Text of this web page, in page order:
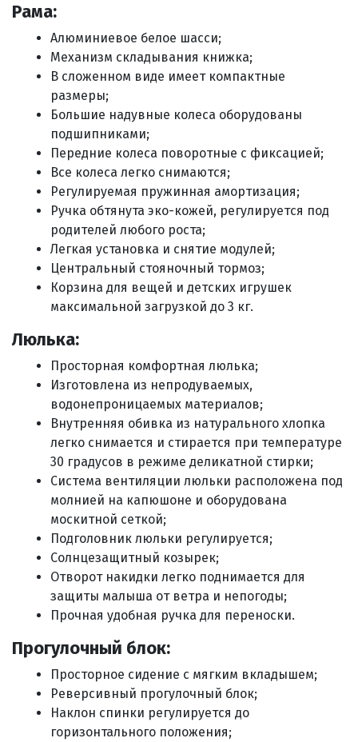
Рама:
Алюминиевое белое шасси;
Механизм складывания книжка;
В сложенном виде имеет компактные
размеры;
Большие надувные колеса оборудованы
подшипниками;
Передние колеса поворотные с фиксацией;
Все колеса легко снимаются;
Регулируемая пружинная амортизация;
Ручка обтянута эко-кожей, регулируется под
родителей любого роста;
Легкая установка и снятие модулей;
Центральный стояночный тормоз;
Корзина для вещей и детских игрушек
максимальной загрузкой до 3 кг.
Люлька:
Просторная комфортная люлька;
Изготовлена из непродуваемых,
водонепроницаемых материалов;
Внутренняя обивка из натурального хлопка
легко снимается и стирается при температуре
30 градусов в режиме деликатной стирки;
Система вентиляции люльки расположена под
молнией на капюшоне и оборудована
москитной сеткой;
Подголовник люльки регулируется;
Солнцезащитный козырек;
Отворот накидки легко поднимается для
защиты малыша от ветра и непогоды;
Прочная удобная ручка для переноски.
Прогулочный блок:
Просторное сидение с мягким вкладышем;
Реверсивный прогулочный блок;
Наклон спинки регулируется до
горизонтального положения;